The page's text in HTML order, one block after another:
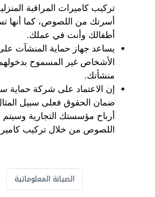
تركيب كاميرات المراقبة
أسرتك من اللصوص، كما أنها
أطفالك وأنت في عملك.
يساعد جهاز حماية المنشآت
الأشخاص غير المسموح
منشأتك.
إن الاعتماد على شركة حماية
ضمان الحقوق فعلى سبيل
أرباح مؤسستك التجارية
اللصوص من خلال تركيب
الصيانة المعلوماتية